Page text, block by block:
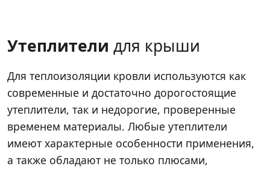
Утеплители для крыши
Для теплоизоляции кровли используются как
современные и достаточно дорогостоящие
утеплители, так и недорогие, проверенные
временем материалы. Любые утеплители
имеют характерные особенности применения,
а также обладают не только плюсами,